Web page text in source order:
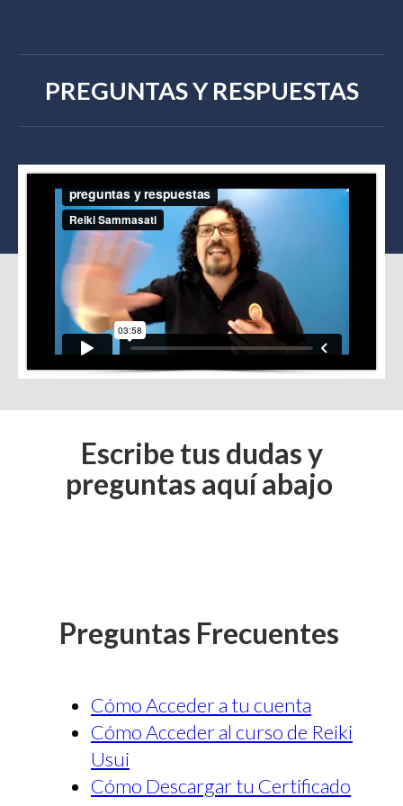
PREGUNTAS Y RESPUESTAS
Escribe tus dudas y
preguntas aquí abajo
Preguntas Frecuentes
Cómo Acceder a tu cuenta
Cómo Acceder al curso de Reiki
Usui
Cómo Descargar tu Certificado